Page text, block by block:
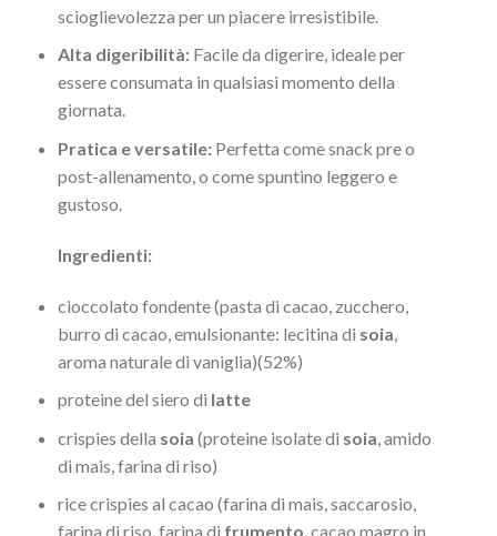
scioglievolezza per un piacere irresistibile.
Alta digeribilità:Facile da digerire, ideale per
essere consumata in qualsiasi momento della
giornata.
Pratica e versatile:Perfetta come snack pre o
post-allenamento, o come spuntino leggero e
gustoso.
Ingredienti:
cioccolato fondente (pasta di cacao, zucchero,
burro di cacao, emulsionante: lecitina di soia
aroma naturale di vaniglia)(52%)
proteine del siero di latte
crispies della soia (proteine isolate di soia , amido
di mais, farina di riso)
rice crispies al cacao (farina di mais, saccarosio,
farina di riso, farina di frumento, cacao magro in